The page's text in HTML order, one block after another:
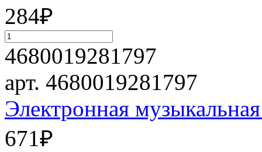
284₽
4680019281797
арт. 4680019281797
Электронная
671₽